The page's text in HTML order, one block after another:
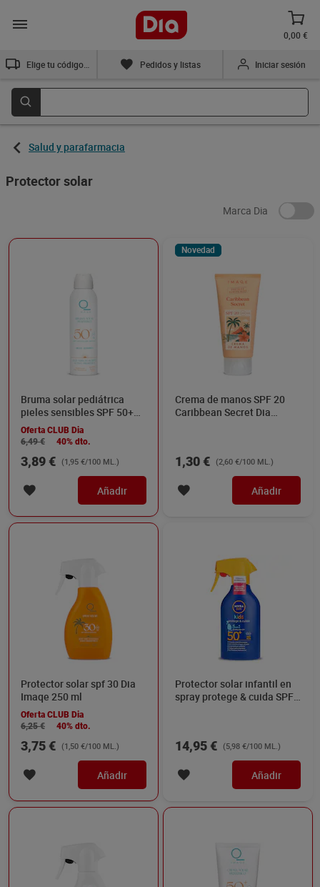
0,00 €
Pedidos y listas Iniciar sesión
Salud y parafarmacia
Protector solar
Marca Dia
Bruma solar pediátrica
pieles sensibles SPF 50+
Dia Imaqe 200 ml
Oferta CLUB Dia
6,49 €
40% dto.
3,89 € (1,95 €/100 ML.)
Añadir
Novedad
Crema de manos SPF 20
Caribbean Secret Dia
1,30 € (2,60 €/100 ML.)
Añadir
Protector solar spf 30 Dia
Imaqe 250 ml
Oferta CLUB Dia
6,25 €
40% dto.
3,75 € (1,50 €/100 ML.)
Añadir
Protector solar infantil en
spray protege & cuida SPF
14,95 € (5,98 €/100 ML.)
Añadir